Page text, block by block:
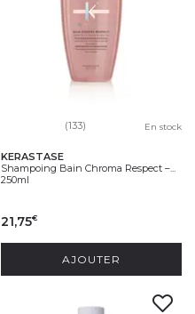
(133) En stock
KERASTASE
Shampoing Bain Chroma Respect –...
250ml
21,75€
AJOUTER